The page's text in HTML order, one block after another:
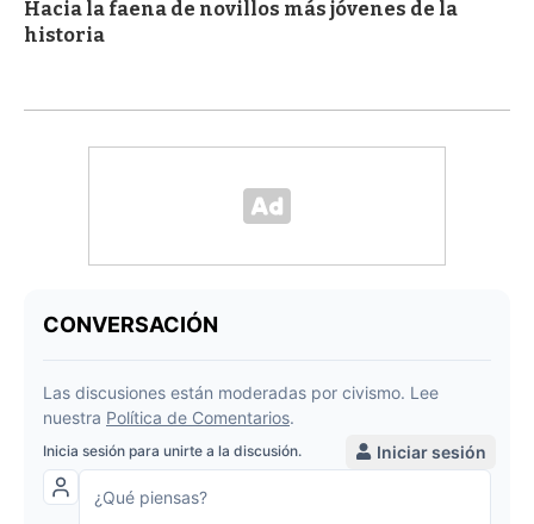
Hacia la faena de novillos más jóvenes de la
historia